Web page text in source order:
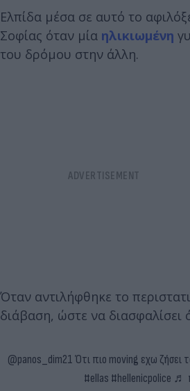
Ελπίδα μέσα σε αυτό το
Σοφίας όταν μία ηλικιωμένη
του δρόμου στην άλλη.
Όταν αντιλήφθηκε το
διάβαση, ώστε να διασφαλίσει
@panos_dim21Ότι πιο moving εχω ζήσει
#ellas #hellenicpolice ♬